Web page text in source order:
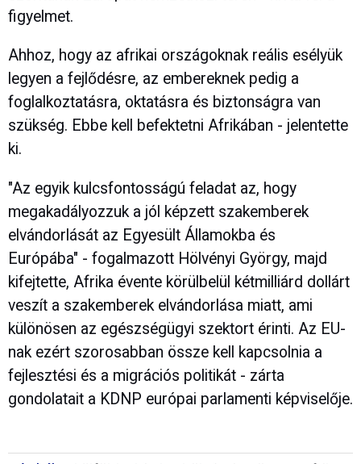
figyelmet.
Ahhoz, hogy az afrikai országoknak reális esélyük
legyen a fejlődésre, az embereknek pedig a
foglalkoztatásra, oktatásra és biztonságra van
szükség. Ebbe kell befektetni Afrikában - jelentette
ki.
"Az egyik kulcsfontosságú feladat az, hogy
megakadályozzuk a jól képzett szakemberek
elvándorlását az Egyesült Államokba és
Európába" - fogalmazott Hölvényi György, majd
kifejtette, Afrika évente körülbelül kétmilliárd dollárt
veszít a szakemberek elvándorlása miatt, ami
különösen az egészségügyi szektort érinti. Az EU-
nak ezért szorosabban össze kell kapcsolnia a
fejlesztési és a migrációs politikát - zárta
gondolatait a KDNP európai parlamenti képviselője.